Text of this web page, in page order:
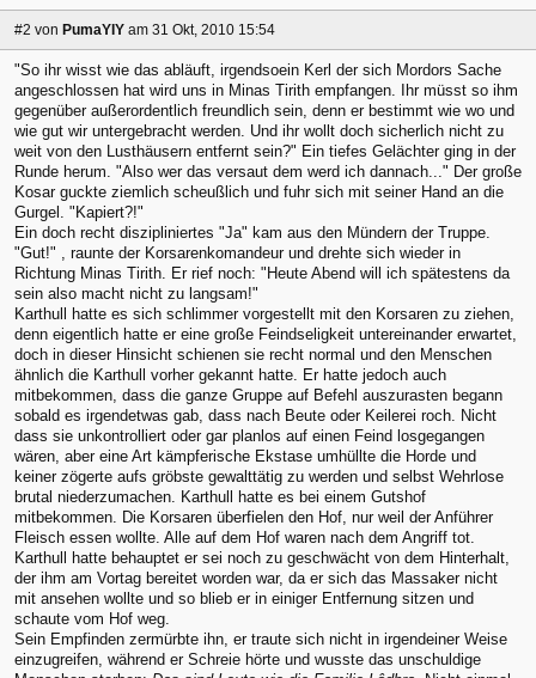
#2 von PumaYIY am 31 Okt, 2010 15:54
"So ihr wisst wie das abläuft, irgendsoein Kerl der sich Mordors Sache
angeschlossen hat wird uns in Minas Tirith empfangen. Ihr müsst so ihm
gegenüber außerordentlich freundlich sein, denn er bestimmt wie wo und
wie gut wir untergebracht werden. Und ihr wollt doch sicherlich nicht zu
weit von den Lusthäusern entfernt sein?" Ein tiefes Gelächter ging in der
Runde herum. "Also wer das versaut dem werd ich dannach..." Der große
Kosar guckte ziemlich scheußlich und fuhr sich mit seiner Hand an die
Gurgel. "Kapiert?!"
Ein doch recht diszipliniertes "Ja" kam aus den Mündern der Truppe.
"Gut!" , raunte der Korsarenkomandeur und drehte sich wieder in
Richtung Minas Tirith. Er rief noch: "Heute Abend will ich spätestens da
sein also macht nicht zu langsam!"
Karthull hatte es sich schlimmer vorgestellt mit den Korsaren zu ziehen,
denn eigentlich hatte er eine große Feindseligkeit untereinander erwartet,
doch in dieser Hinsicht schienen sie recht normal und den Menschen
ähnlich die Karthull vorher gekannt hatte. Er hatte jedoch auch
mitbekommen, dass die ganze Gruppe auf Befehl auszurasten begann
sobald es irgendetwas gab, dass nach Beute oder Keilerei roch. Nicht
dass sie unkontrolliert oder gar planlos auf einen Feind losgegangen
wären, aber eine Art kämpferische Ekstase umhüllte die Horde und
keiner zögerte aufs gröbste gewalttätig zu werden und selbst Wehrlose
brutal niederzumachen. Karthull hatte es bei einem Gutshof
mitbekommen. Die Korsaren überfielen den Hof, nur weil der Anführer
Fleisch essen wollte. Alle auf dem Hof waren nach dem Angriff tot.
Karthull hatte behauptet er sei noch zu geschwächt von dem Hinterhalt,
der ihm am Vortag bereitet worden war, da er sich das Massaker nicht
mit ansehen wollte und so blieb er in einiger Entfernung sitzen und
schaute vom Hof weg.
Sein Empfinden zermürbte ihn, er traute sich nicht in irgendeiner Weise
einzugreifen, während er Schreie hörte und wusste das unschuldige